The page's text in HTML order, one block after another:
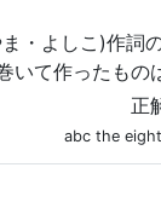
・よしこ)作詞
いて作ったもの
正
abc the